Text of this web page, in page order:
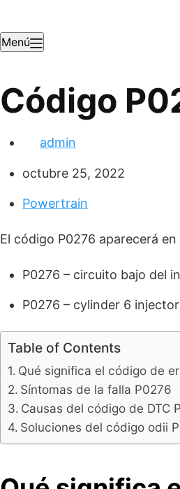
Menú
Código
admin
octubre 25, 2022
Powertrain
El código P0276 aparecerá
P0276 – circuito bajo del
P0276 – cylinder 6
Table of Contents
Qué significa el código de
Síntomas de la falla P0276
Causas del código de DTC
Soluciones del código odii